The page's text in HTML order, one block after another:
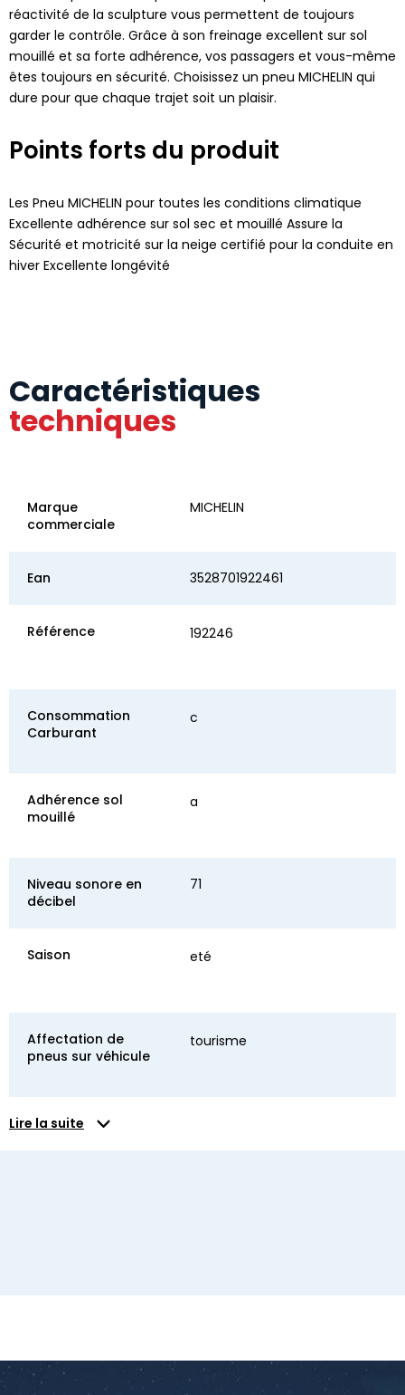
réactivité de la sculpture vous permettent de toujours
garder le contrôle. Grâce à son freinage excellent sur sol
mouillé et sa forte adhérence, vos passagers et vous-même
êtes toujours en sécurité. Choisissez un pneu MICHELIN qui
dure pour que chaque trajet soit un plaisir.
Points forts du produit
Les Pneu MICHELIN pour toutes les conditions climatique
Excellente adhérence sur sol sec et mouillé Assure la
Sécurité et motricité sur la neige certifié pour la conduite en
hiver Excellente longévité
Caractéristiques
techniques
Marque
commerciale
MICHELIN
Ean 3528701922461
Référence 192246
Consommation
Carburant
c
Adhérence sol
mouillé
a
Niveau sonore en
décibel
71
Saison eté
Affectation de
pneus sur véhicule
tourisme
Lire la suite